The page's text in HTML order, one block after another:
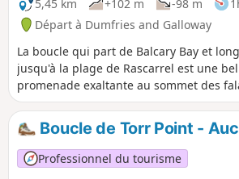
5,45 km
+102 m -98 m
Départ à Dumfries and Galloway
La boucle qui part de Balcary Bay et
jusqu'à la plage de Rascarrel est une
promenade exaltante au sommet des
imprenable. Il y a trois options
choisir une balade de différentes
n'aimes pas les hauteurs, tu peux éviter
partie des falaises, mais tu manqueras
les plus belles vues.
Boucle de Torr Point -
Professionnel du tourisme